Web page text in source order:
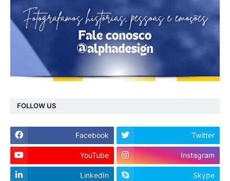
FOLLOW US
Facebook Twitter
YouTube Instagram
LinkedIn Skype